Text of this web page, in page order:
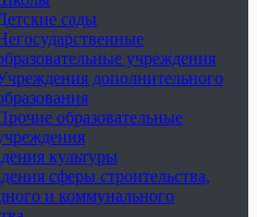
сады
учреждения
дополнительного
образовательные
культуры
сферы строительства,
и коммунального